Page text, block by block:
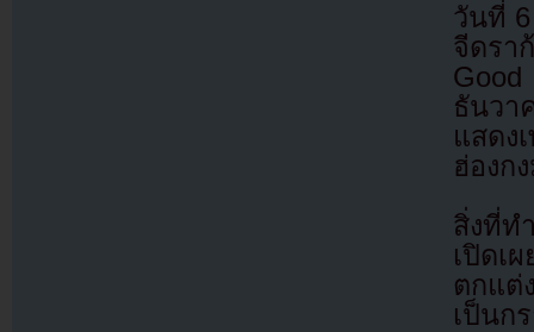
วันที่
จีดรา
ธันวา
แสดง
ฮ่องก
สิ่งที่ท
เปิดเ
ตกแต่
เป็นก